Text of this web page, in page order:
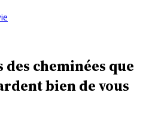
cheminées que
bien de vous